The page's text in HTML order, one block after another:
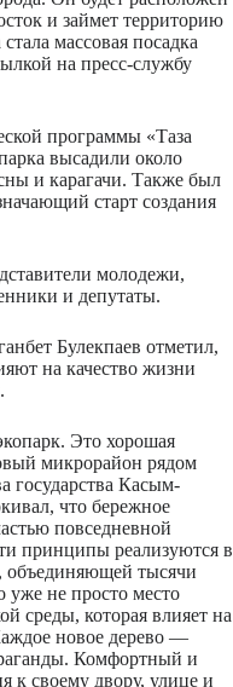
и займет территорию
массовая посадка
на пресс-службу
программы «Таза
высадили около
и карагачи. Также был
старт создания
молодежи,
и депутаты.
Булекпаев отметил,
на качество жизни
Это хорошая
микрорайон рядом
государства Касым-
что бережное
повседневной
принципы реализуются в
объединяющей тысячи
уже не просто место
среды, которая влияет на
новое дерево —
Комфортный и
к своему двору, улице и